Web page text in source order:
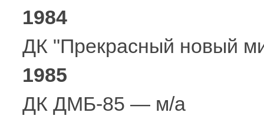
1984
ДК "Прекрасный новый
1985
ДК ДМБ-85 — м/а